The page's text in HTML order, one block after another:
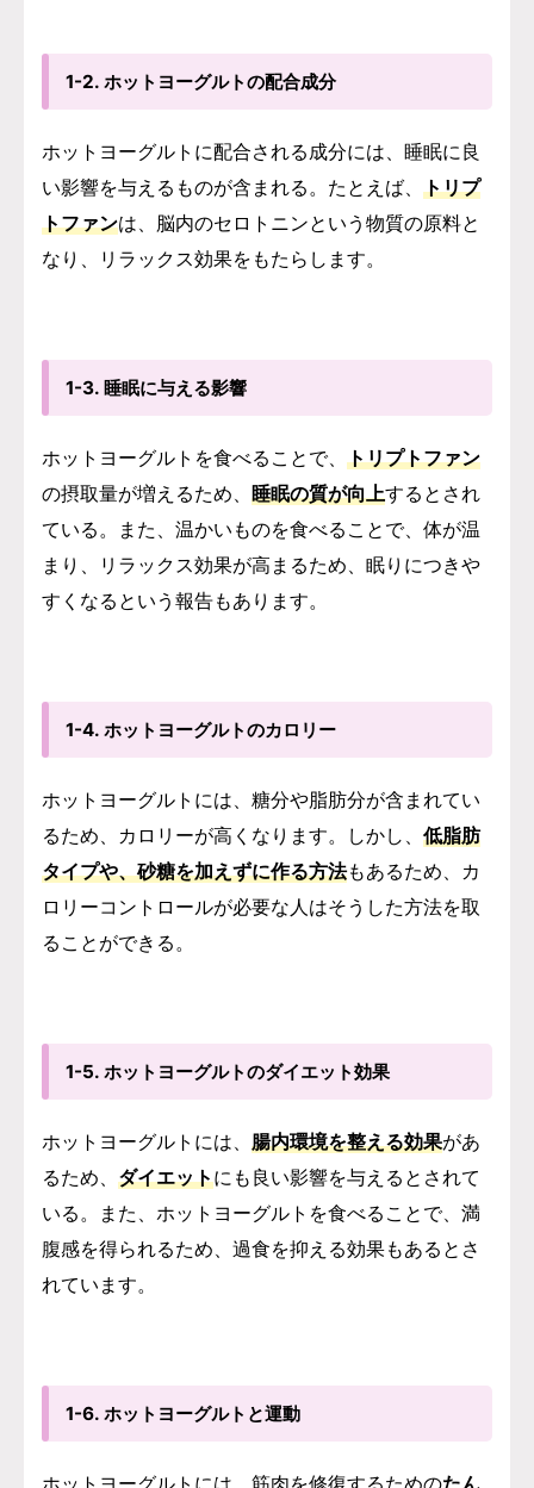
1-2. ホットヨーグルトの配合成分
ホットヨーグルトに配合される成分には、睡眠に良
い影響を与えるものが含まれる。たとえば、 トリプ
トファンは、脳内のセロトニンという物質の原料と
なり、リラックス効果をもたらします。
1-3. 睡眠に与える影響
ホットヨーグルトを食べることで、 トリプトファン
の摂取量が増えるため、 睡眠の質が向上するとされ
ている。また、温かいものを食べることで、体が温
まり、リラックス効果が高まるため、眠りにつきや
すくなるという報告もあります。
1-4. ホットヨーグルトのカロリー
ホットヨーグルトには、糖分や脂肪分が含まれてい
るため、カロリーが高くなります。しかし、 低脂肪
タイプや、砂糖を加えずに作る方法もあるため、カ
ロリーコントロールが必要な人はそうした方法を取
ることができる。
1-5. ホットヨーグルトのダイエット効果
ホットヨーグルトには、 腸内環境を整える効果があ
るため、 ダイエットにも良い影響を与えるとされて
いる。また、ホットヨーグルトを食べることで、満
腹感を得られるため、過食を抑える効果もあるとさ
れています。
1-6. ホットヨーグルトと運動